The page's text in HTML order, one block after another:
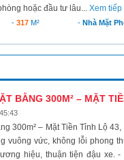
hoặc đầu tư lâu...Xem tiếp
-317 M² - Nhà Mặt
BẰNG 300M² – MẶT
300m² – Mặt Tiền Tỉnh Lộ
vuông vức, không lỗi phong
hiệu, thuận tiện đậu xe.